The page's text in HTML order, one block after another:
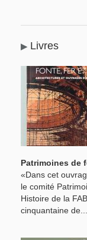
Livres
Patrimoines de
«Dans cet
le comité
Histoire de la
cinquantaine de...